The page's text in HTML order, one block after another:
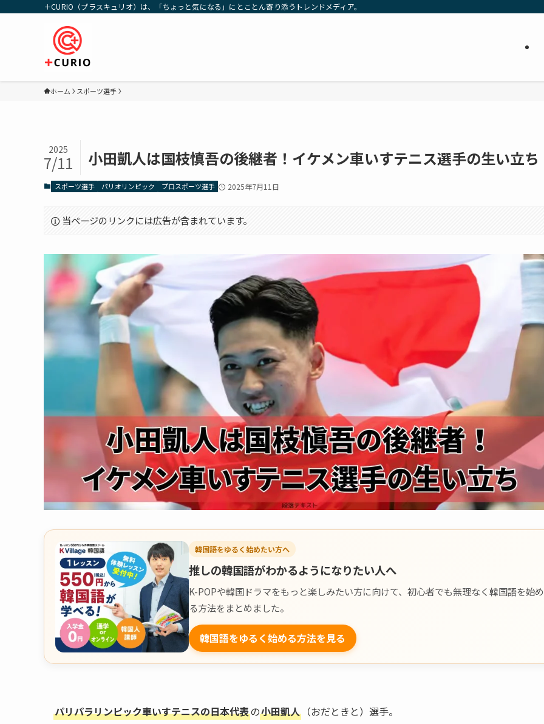
＋CURIO（プラスキュリオ）は、「ちょっと気になる」にとことん寄り添うトレンドメディア。
ホーム スポーツ選手
小田凱人は国枝慎吾の後継者！イケメン車いすテニス選手の生い立ち
2025
7/11
スポーツ選手 パリオリンピック プロスポーツ選手 2025年7月11日
当ページのリンクには広告が含まれています。
韓国語をゆるく始めたい方へ
推しの韓国語がわかるようになりたい人へ
K-POPや韓国ドラマをもっと楽しみたい方に向けて、初心者でも無理なく韓国語を始め
る方法をまとめました。
韓国語をゆるく始める方法を見る
パリパラリンピック車いすテニスの日本代表の小田凱人 （おだときと）選手。